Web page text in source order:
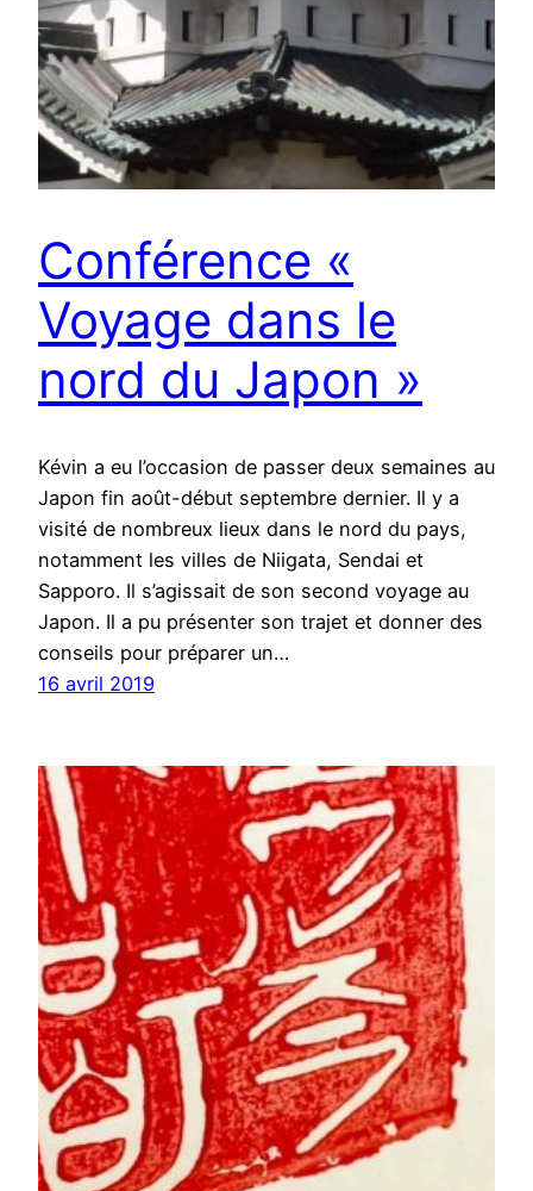
Conférence «
Voyage dans le
nord du Japon »
Kévin a eu l’occasion de passer deux semaines au
Japon fin août-début septembre dernier. Il y a
visité de nombreux lieux dans le nord du pays,
notamment les villes de Niigata, Sendai et
Sapporo. Il s’agissait de son second voyage au
Japon. Il a pu présenter son trajet et donner des
conseils pour préparer un…
16 avril 2019